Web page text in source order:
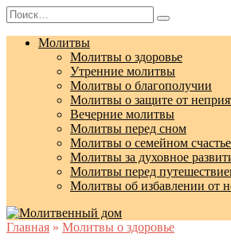
Перейти
к
содержанию
Search
for:
Молитвы
Молитвы о здоровье
Утренние молитвы
Молитвы о благополучии
Молитвы о защите от
Вечерние молитвы
Молитвы перед сном
Молитвы о семейном счастье
Молитвы за духовное
Молитвы перед
Молитвы об избавлении от
Главная » Молитвы о здоровье